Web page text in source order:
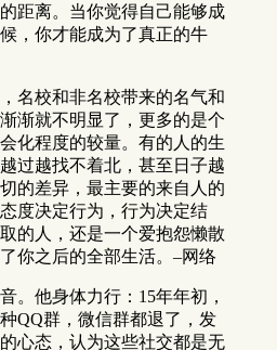
距离。当你觉得自己能够成
，你才能成为了真正的牛
名校和非名校带来的名气和
渐就不明显了，更多的是个
化程度的较量。有的人的生
过越找不着北，甚至日子越
的差异，最主要的来自人的
度决定行为，行为决定结
的人，还是一个爱抱怨懒散
你之后的全部生活。–网络
。他身体力行：15年年初，
QQ群，微信群都退了，发
心态，认为这些社交都是无